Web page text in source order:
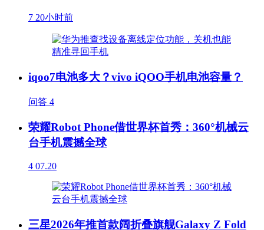
7 20小时前
iqoo7电池多大？vivo iQOO手机电池容量？
问答 4
荣耀Robot Phone借世界杯首秀：360°机械云
台手机震撼全球
4 07.20
三星2026年推首款阔折叠旗舰Galaxy Z Fold